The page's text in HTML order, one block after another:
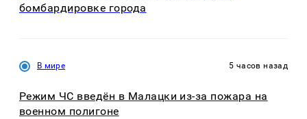
бомбардировке города
В мире 5 часов назад
Режим ЧС введён в Малацки из-за пожара на
военном полигоне